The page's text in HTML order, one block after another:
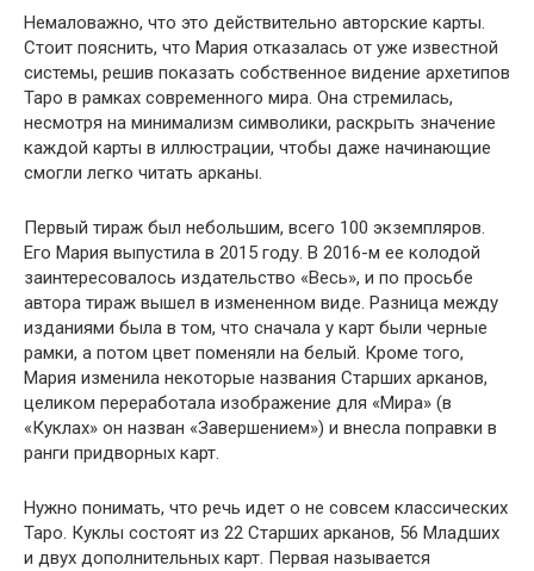
Немаловажно, что это действительно авторские карты.
Стоит пояснить, что Мария отказалась от уже известной
системы, решив показать собственное видение архетипов
Таро в рамках современного мира. Она стремилась,
несмотря на минимализм символики, раскрыть значение
каждой карты в иллюстрации, чтобы даже начинающие
смогли легко читать арканы.
Первый тираж был небольшим, всего 100 экземпляров.
Его Мария выпустила в 2015 году. В 2016-м ее колодой
заинтересовалось издательство «Весь», и по просьбе
автора тираж вышел в измененном виде. Разница между
изданиями была в том, что сначала у карт были черные
рамки, а потом цвет поменяли на белый. Кроме того,
Мария изменила некоторые названия Старших арканов,
целиком переработала изображение для «Мира» (в
«Куклах» он назван «Завершением») и внесла поправки в
ранги придворных карт.
Нужно понимать, что речь идет о не совсем классических
Таро. Куклы состоят из 22 Старших арканов, 56 Младших
и двух дополнительных карт. Первая называется